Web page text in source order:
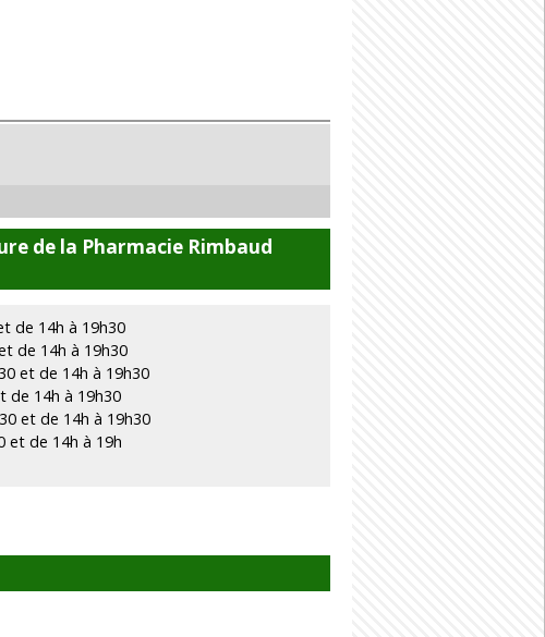
de la Pharmacie Rimbaud
de 14h à 19h30
de 14h à 19h30
et de 14h à 19h30
de 14h à 19h30
et de 14h à 19h30
et de 14h à 19h